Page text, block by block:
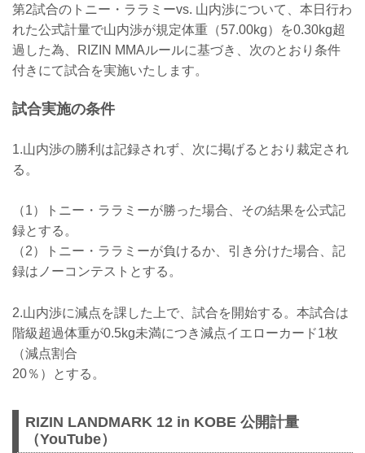
トップのため試合中止となりましたので
お知らせいたします。
ケラモフがウィルス性胃腸炎のためドク
ターストップ
ヴガール・ケラモフがウィルス性胃腸炎
方々には謹ん...
第2試合のトニー・ララミーvs. 山内渉について、本日行わ
れた公式計量で山内渉が規定体重（57.00kg）を0.30kg超
過した為、RIZIN MMAルールに基づき、次のとおり条件
付きにて試合を実施いたします。
試合実施の条件
1.山内渉の勝利は記録されず、次に掲げるとおり裁定され
る。
（1）トニー・ララミーが勝った場合、その結果を公式記
録とする。
（2）トニー・ララミーが負けるか、引き分けた場合、記
録はノーコンテストとする。
2.山内渉に減点を課した上で、試合を開始する。本試合は
階級超過体重が0.5kg未満につき減点イエローカード1枚
（減点割合
20％）とする。
RIZIN LANDMARK 12 in KOBE 公開計量
（YouTube）